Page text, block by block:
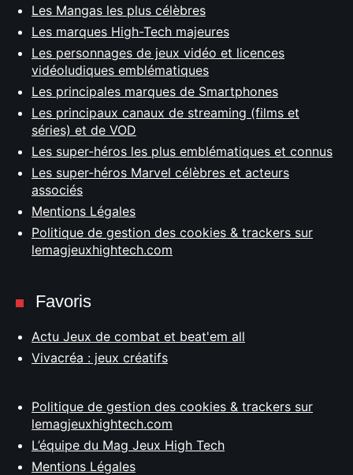
Les Mangas les plus célèbres
Les marques High-Tech majeures
Les personnages de jeux vidéo et licences
vidéoludiques emblématiques
Les principales marques de Smartphones
Les principaux canaux de streaming (films et
séries) et de VOD
Les super-héros les plus emblématiques et connus
Les super-héros Marvel célèbres et acteurs
associés
Mentions Légales
Politique de gestion des cookies & trackers sur
lemagjeuxhightech.com
Favoris
Actu Jeux de combat et beat'em all
Vivacréa : jeux créatifs
Politique de gestion des cookies & trackers sur
lemagjeuxhightech.com
L’équipe du Mag Jeux High Tech
Mentions Légales